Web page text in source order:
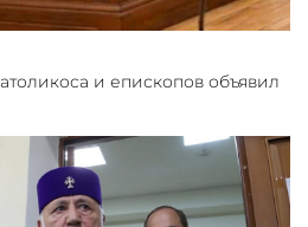
и епископов объявил